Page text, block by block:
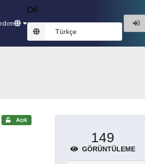
Dil
Türkçe
Açık
149
GÖRÜNTÜLEME